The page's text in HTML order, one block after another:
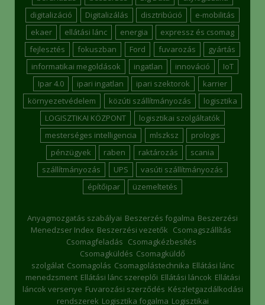
digitalizáció
Digitalizálás disztribúció
e-mobilitás
ekaer
ellátási lánc energia
expressz és csomag
fejlesztés
fokuszban Ford fuvarozás
gyártás
informatikai megoldások
ingatlan innováció
IoT
Ipar 4.0
ipari ingatlan ipari szektorok
karrier
környezetvédelem
közúti szállítmányozás
logisztika
LOGISZTIKAI KÖZPONT
logisztikai szolgáltatók
mesterséges intelligencia
mlszksz
prologis
pénzügyek
raben raktározás
scania
szállítmányozás
UPS
vasúti szállítmányozás
építőipar
üzemeltetés
Anyagmozgatás szabályai Beszerzés fogalma Beszerzési
Menedzser Index Beszerzési vezetők Csomagszállítás
Csomagfeladás Csomagkézbesítés
Csomagküldés Csomagküldő
szolgálat Csomagolás Csomagolástechnika Ellátási lánc
menedzsment Ellátási lánc szereplői Ellátási láncok Ellátási
láncok versenye Fuvarozási szerződés Készletgazdálkodási
rendszerek Logisztika fogalma Logisztikai